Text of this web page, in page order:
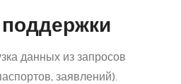
данных из запросов
заявлений).